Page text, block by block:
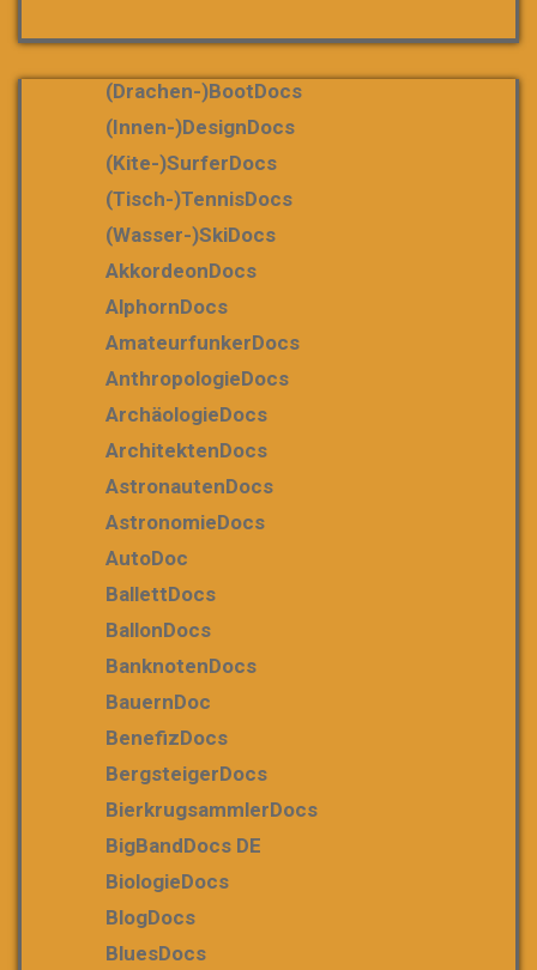
(Drachen-)bootDocs
(Innen-)DesignDocs
(Kite-)SurferDocs
(Tisch-)TennisDocs
(Wasser-)SkiDocs
AkkordeonDocs
AlphornDocs
AmateurfunkerDocs
AnthropologieDocs
ArchäologieDocs
ArchitektenDocs
AstronautenDocs
AstronomieDocs
AutoDoc
BallettDocs
BallonDocs
BanknotenDocs
BauernDoc
BenefizDocs
BergsteigerDocs
BierkrugsammlerDocs
BigBandDocs DE
BiologieDocs
BlogDocs
BluesDocs